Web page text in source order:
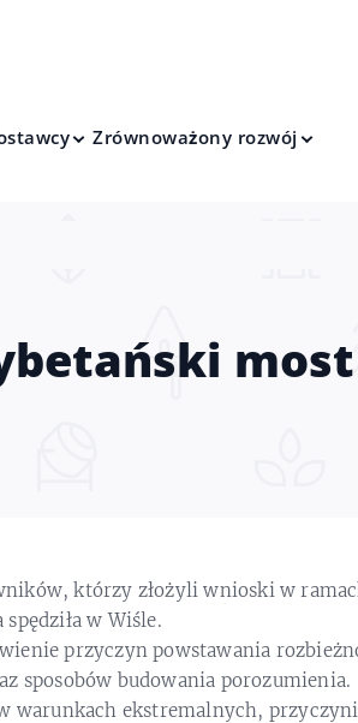
Zrównoważony rozwój
most
którzy złożyli wnioski w
w Wiśle.
przyczyn powstawania
sposobów budowania porozumienia.
warunkach ekstremalnych,